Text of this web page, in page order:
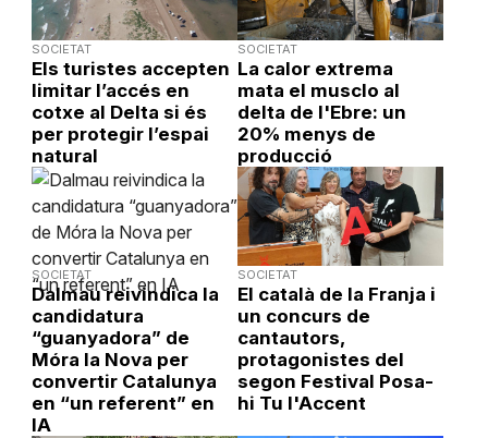
SOCIETAT
Els turistes accepten
limitar l’accés en
cotxe al Delta si és
per protegir l’espai
natural
SOCIETAT
La calor extrema
mata el musclo al
delta de l'Ebre: un
20% menys de
producció
SOCIETAT
Dalmau reivindica la
candidatura
“guanyadora” de
Móra la Nova per
convertir Catalunya
en “un referent” en
IA
SOCIETAT
El català de la Franja i
un concurs de
cantautors,
protagonistes del
segon Festival Posa-
hi Tu l'Accent